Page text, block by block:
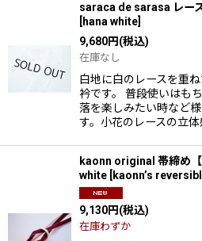
saraca de sarasa レー
hana white
9,680円(税込)
在庫なし
白地に白のレースを重
衿です。 普段使いはも
落を楽しみたい時など
す。小花のレースの立
kaonn original 帯締め【
white
kaonn’s
9,130円(税込)
在庫わずか